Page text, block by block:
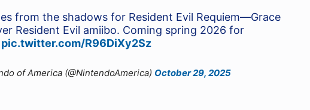
from the shadows for Resident Evil Requiem—Grace
Resident Evil amiibo. Coming spring 2026 for
pic.twitter.com/R96DiXy2Sz
of America (@NintendoAmerica) October 29, 2025